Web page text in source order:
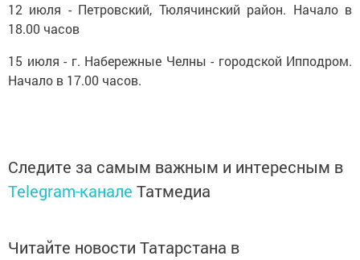
12 июля - Петровский, Тюлячинский район. Начало в
18.00 часов
15 июля - г. Набережные Челны - городской Ипподром.
Начало в 17.00 часов.
Следите за самым важным и интересным в
Telegram-канале Татмедиа
Читайте новости Татарстана в